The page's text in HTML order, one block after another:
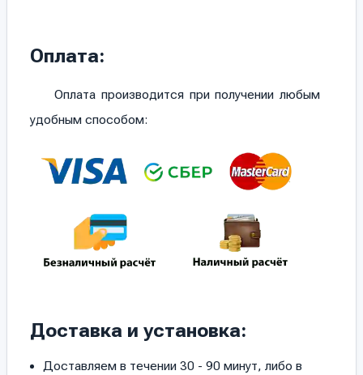
Оплата:
Оплата производится при получении любым
удобным способом:
Доставка и установка:
Доставляем в течении 30 - 90 минут, либо в